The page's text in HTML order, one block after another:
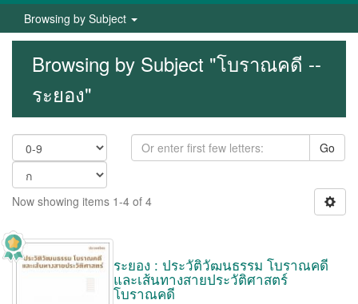
Browsing by Subject
Browsing by Subject "โบราณคดี --
ระยอง"
Go
Now showing items 1-4 of 4
ระยอง : ประวัติวัฒนธรรม โบราณคดี
และเส้นทางสายประวัติศาสตร์
โบราณคดี